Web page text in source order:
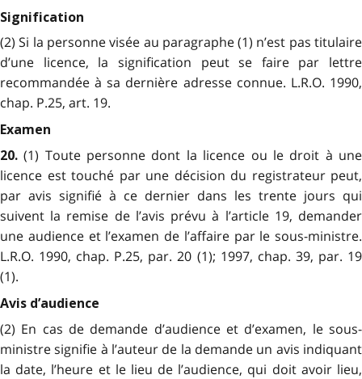
Signification
(2) Si la personne visée au paragraphe (1) n’est pas titulaire
d’une licence, la signification peut se faire par lettre
recommandée à sa dernière adresse connue. L.R.O. 1990,
chap. P.25, art. 19.
Examen
20.(1) Toute personne dont la licence ou le droit à une
licence est touché par une décision du registrateur peut,
par avis signifié à ce dernier dans les trente jours qui
suivent la remise de l’avis prévu à l’article 19, demander
une audience et l’examen de l’affaire par le sous-ministre.
L.R.O. 1990, chap. P.25, par. 20 (1); 1997, chap. 39, par. 19
(1).
Avis d’audience
(2) En cas de demande d’audience et d’examen, le sous-
ministre signifie à l’auteur de la demande un avis indiquant
la date, l’heure et le lieu de l’audience, qui doit avoir lieu,